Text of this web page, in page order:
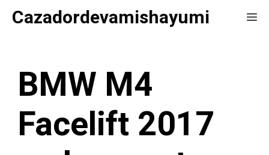
SaltarCazadordevamishayumi
BMW M4
Facelift 2017